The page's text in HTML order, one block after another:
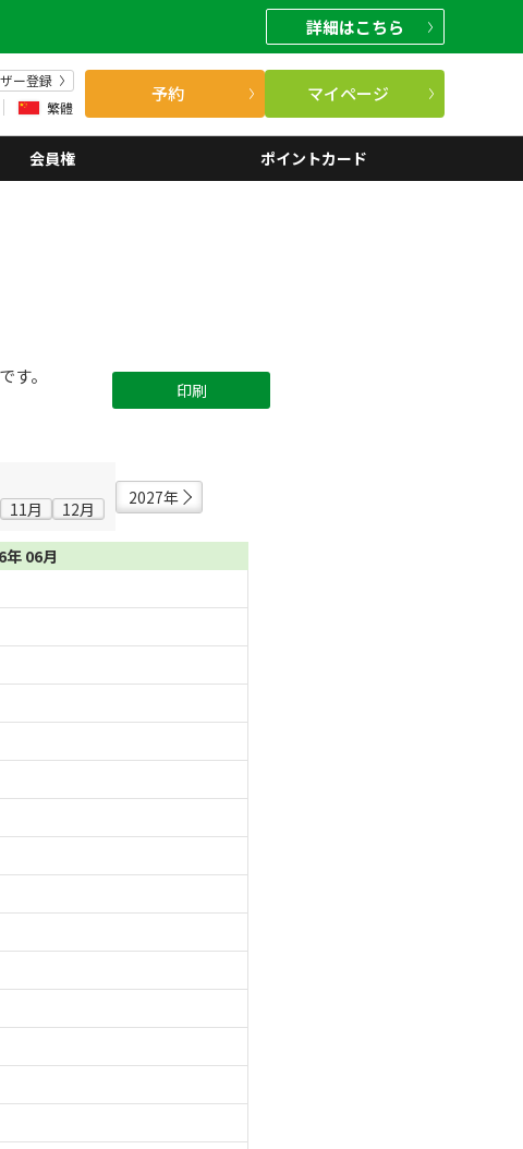
詳細はこちら
ー登録
繁體
予約 マイページ
会員権 ポイントカード
す。
印刷
11月 12月
2027年
年 06月